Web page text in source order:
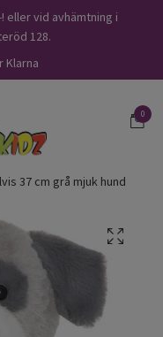
eller vid avhämtning i
128.
Klarna
0
37 cm grå mjuk hund